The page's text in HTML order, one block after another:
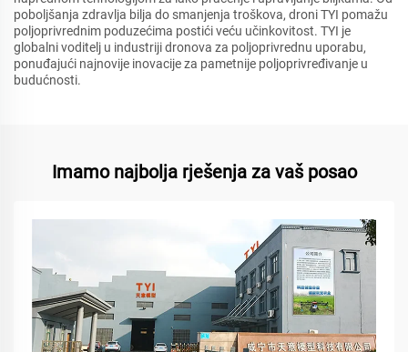
poboljšanja zdravlja bilja do smanjenja troškova, droni TYI pomažu
poljoprivrednim poduzećima postići veću učinkovitost. TYI je
globalni voditelj u industriji dronova za poljoprivrednu uporabu,
ponuđajući najnovije inovacije za pametnije poljoprivređivanje u
budućnosti.
Imamo najbolja rješenja za vaš posao